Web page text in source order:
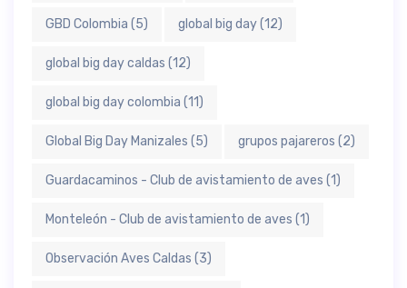
GBD Colombia (5) global big day(12)
global big day caldas (12)
global big day colombia (11)
Global Big Day Manizales (5) grupos pajareros (2)
Guardacaminos - Club de avistamiento de aves (1)
Monteleón - Club de avistamiento de aves (1)
Observación Aves Caldas (3)